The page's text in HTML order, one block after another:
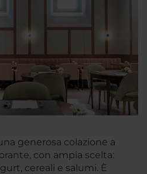
generosa colazione a
con ampia scelta:
cereali e salumi. È